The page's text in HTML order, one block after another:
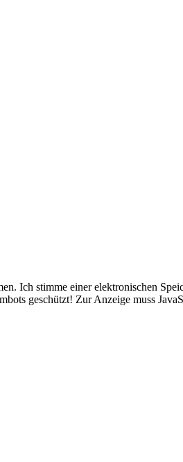
Ich stimme einer elektronischen
geschützt! Zur Anzeige muss